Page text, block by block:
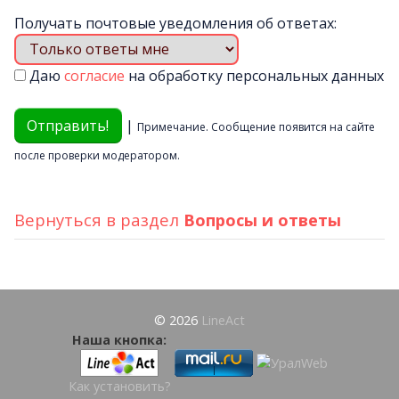
Получать почтовые уведомления об ответах:
Даю согласие на обработку персональных данных
| Примечание. Сообщение появится на сайте
после проверки модератором.
Вернуться в раздел Вопросы и ответы
© 2026 LineAct
Наша кнопка:
Как установить?